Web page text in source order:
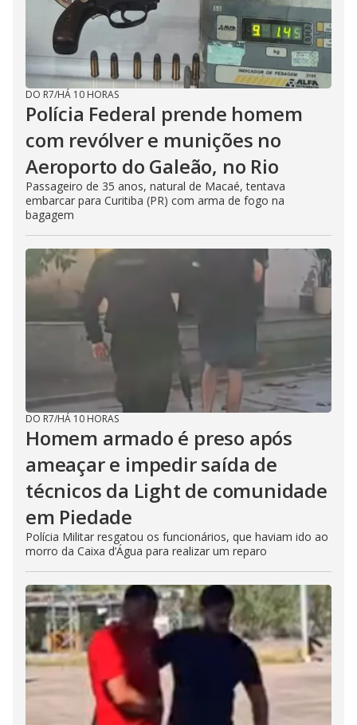
DO R7/HÁ 10 HORAS
Polícia Federal prende homem
com revólver e munições no
Aeroporto do Galeão, no Rio
Passageiro de 35 anos, natural de Macaé, tentava
embarcar para Curitiba (PR) com arma de fogo na
bagagem
DO R7/HÁ 10 HORAS
Homem armado é preso após
ameaçar e impedir saída de
técnicos da Light de comunidade
em Piedade
Polícia Militar resgatou os funcionários, que haviam ido ao
morro da Caixa d’Água para realizar um reparo